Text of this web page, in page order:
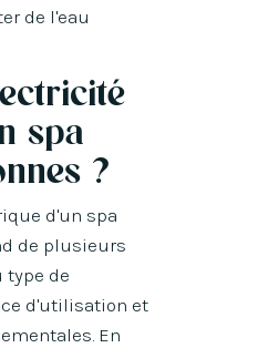
de l'eau
spa
?
d'un spa
de plusieurs
type de
d'utilisation et
En